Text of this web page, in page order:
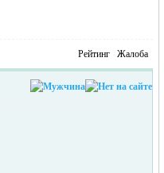
Рейтинг Жалоба